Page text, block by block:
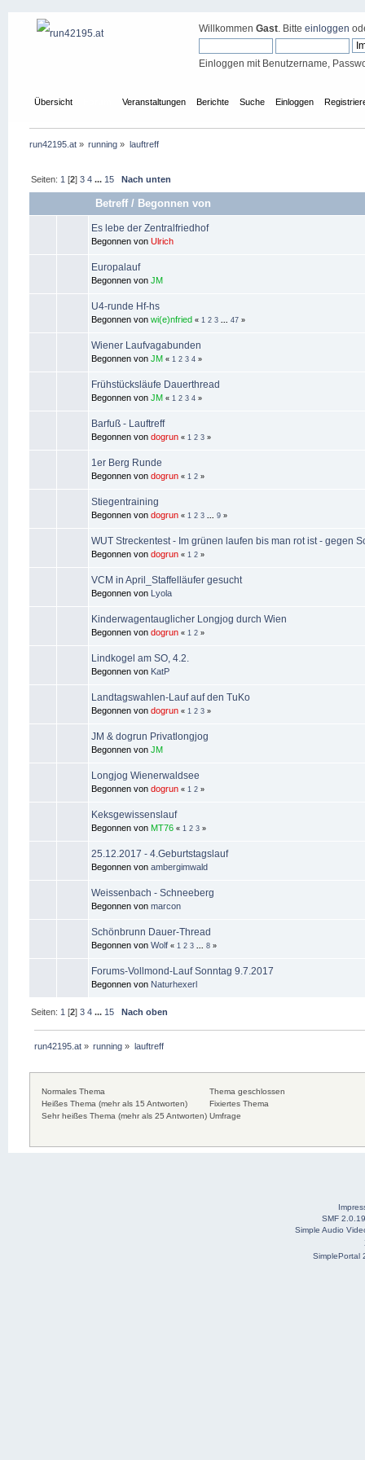
Willkommen Gast. Bitte einloggen
Einloggen mit Benutzername,
Übersicht Veranstaltungen Berichte Suche Einloggen
run42195.at » running » lauftreff
Seiten: 1 [2]3 4 ... 15 Nach unten
Betreff/ Begonnen von
Es lebe der Zentralfriedhof
Begonnen von Ulrich
Europalauf
Begonnen von JM
U4-runde Hf-hs
Begonnen von wi(e)nfried « 1 2 3 47»
Wiener Laufvagabunden
Begonnen von JM « 1 2 3 4»
Frühstücksläufe Dauerthread
Begonnen von JM « 1 2 3 4»
Barfuß - Lauftreff
Begonnen von dogrun « 1 2 3»
1er Berg Runde
Begonnen von dogrun « 1 2»
Stiegentraining
Begonnen von dogrun « 1 2 3 9»
WUT Streckentest - Im grünen laufen bis man rot ist - gegen
Begonnen von dogrun « 1 2»
VCM in April_Staffelläufer gesucht
Begonnen von Lyola
Kinderwagentauglicher Longjog durch Wien
Begonnen von dogrun « 1 2»
Lindkogel am SO, 4.2.
Begonnen von KatP
Landtagswahlen-Lauf auf den TuKo
Begonnen von dogrun « 1 2 3»
JM & dogrun Privatlongjog
Begonnen von JM
Longjog Wienerwaldsee
Begonnen von dogrun « 1 2»
Keksgewissenslauf
Begonnen von MT76 « 1 2 3»
25.12.2017 - 4.Geburtstagslauf
Begonnen von ambergimwald
Weissenbach - Schneeberg
Begonnen von marcon
Schönbrunn Dauer-Thread
Begonnen von Wolf « 1 2 3 8»
Forums-Vollmond-Lauf Sonntag 9.7.2017
Begonnen von Naturhexerl
Seiten: 1 [2]3 4 ... 15 Nach oben
run42195.at » running » lauftreff
Normales Thema
Heißes Thema (mehr als 15 Antworten)
Sehr heißes Thema (mehr als 25 Antworten)
Thema geschlossen
Fixiertes Thema
Umfrage
SMF 2.0.19
Simple Audio
SimplePortal